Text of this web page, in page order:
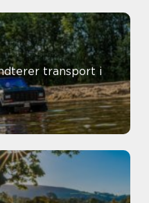
transport i